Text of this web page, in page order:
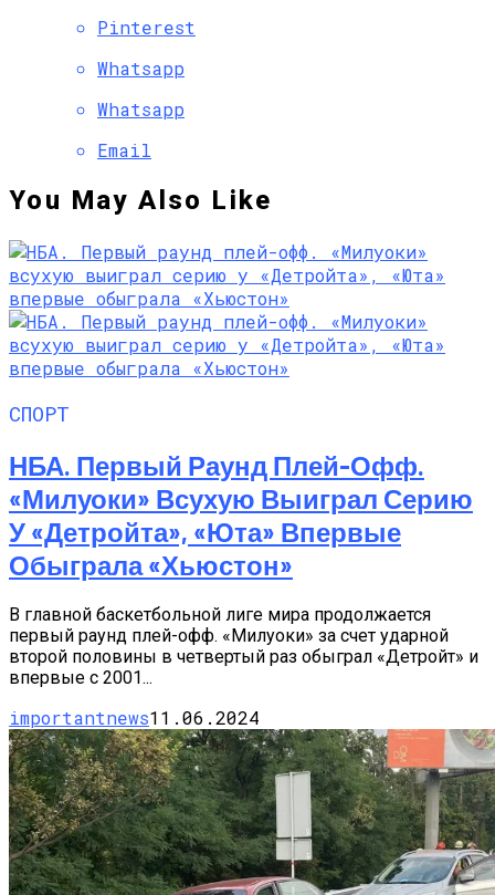
Pinterest
Whatsapp
Whatsapp
Email
You May Also Like
СПОРТ
НБА. Первый Раунд Плей-Офф.
«Милуоки» Всухую Выиграл Серию
У «Детройта», «Юта» Впервые
Обыграла «Хьюстон»
В главной баскетбольной лиге мира продолжается
первый раунд плей-офф. «Милуоки» за счет ударной
второй половины в четвертый раз обыграл «Детройт» и
впервые с 2001...
importantnews11.06.2024